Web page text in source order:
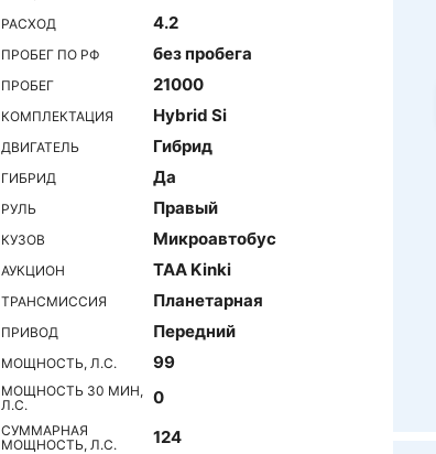
РАСХОД 4.2
ПРОБЕГ ПО РФ без пробега
ПРОБЕГ 21000
КОМПЛЕКТАЦИЯ Hybrid Si
ДВИГАТЕЛЬ Гибрид
ГИБРИД Да
РУЛЬ Правый
КУЗОВ Микроавтобус
АУКЦИОН TAA Kinki
ТРАНСМИССИЯ Планетарная
ПРИВОД Передний
МОЩНОСТЬ, Л.С. 99
МОЩНОСТЬ 30 МИН,
Л.С.
0
СУММАРНАЯ
МОЩНОСТЬ, Л.С.
124